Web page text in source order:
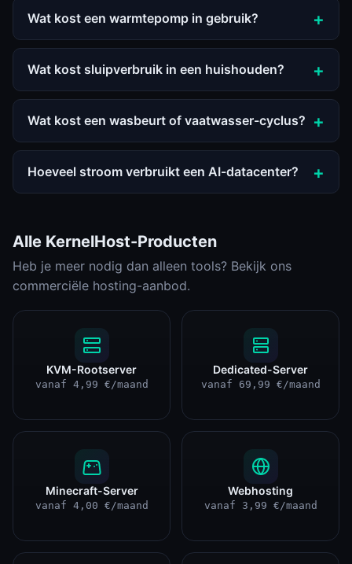
Wat kost een warmtepomp in gebruik?
Wat kost sluipverbruik in een huishouden?
Wat kost een wasbeurt of vaatwasser-cyclus?
Hoeveel stroom verbruikt een AI-datacenter?
Alle KernelHost-Producten
Heb je meer nodig dan alleen tools? Bekijk ons
commerciële hosting-aanbod.
KVM-Rootserver
vanaf 4,99 €/maand
Dedicated-Server
vanaf 69,99 €/maand
Minecraft-Server
vanaf 4,00 €/maand
Webhosting
vanaf 3,99 €/maand